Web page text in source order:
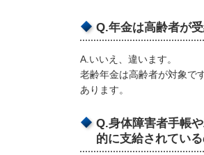
Q.年金は高齢者が
A.いいえ、違います。
老齢年金は高齢者が対象で
あります。
Q.身体障害者手帳
的に支給されてい